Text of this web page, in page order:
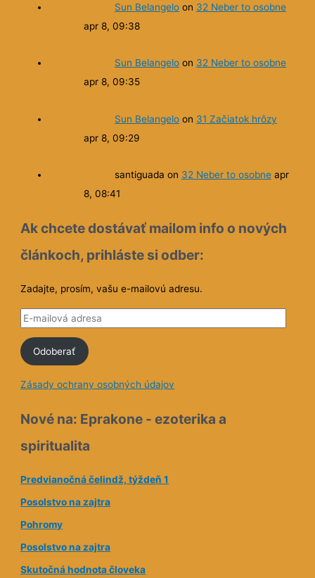
Sun Belangelo on 32 Neber to osobne
apr 8, 09:38
Sun Belangelo on 32 Neber to osobne
apr 8, 09:35
Sun Belangelo on 31 Začiatok hrôzy
apr 8, 09:29
santiguada on 32 Neber to osobne apr
8, 08:41
Ak chcete dostávať mailom info o nových
článkoch, prihláste si odber:
Zadajte, prosím, vašu e-mailovú adresu.
E
m
i
l
v
a
d
r
e
s
Odoberať
Zásady ochrany osobných údajov
Nové na: Eprakone - ezoterika a
spiritualita
Predvianočná čelindž, týždeň 1
Posolstvo na zajtra
Pohromy
Posolstvo na zajtra
Skutočná hodnota človeka